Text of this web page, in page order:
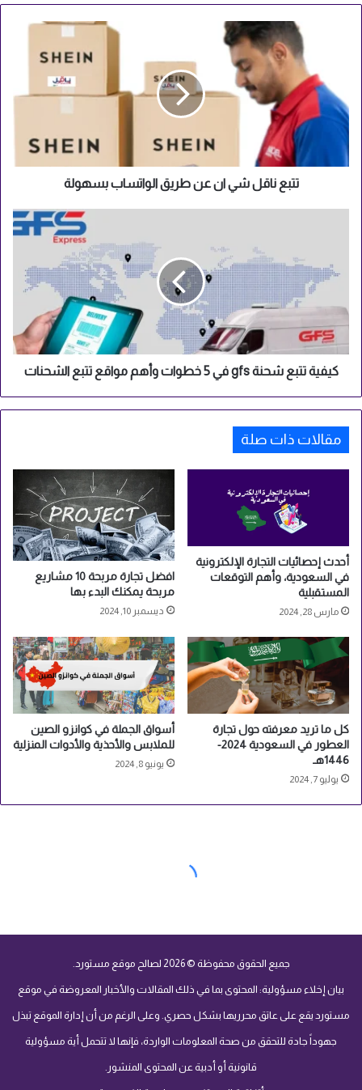
عن
طريق
الواتساب
بسهولة
تتبع ناقل شي ان عن طريق الواتساب بسهولة
وأهم
مواقع
تتبعكيفية تتبع شحنة gfs في 5 خطوات وأهم مواقع تتبع الشحنات
مقالات ذات صلة
أحدث إحصائيات التجارة الإلكترونية
في السعودية، وأهم التوقعات
المستقبلية
مارس 28, 2024
افضل تجارة مربحة 10 مشاريع
مربحة يمكنك البدء بها
ديسمبر 10, 2024
كل ما تريد معرفته حول تجارة
العطور في السعودية 2024-
1446هـ
يوليو 7, 2024
أسواق الجملة في كوانزو الصين
للملابس والأحذية والأدوات المنزلية
يونيو 8, 2024